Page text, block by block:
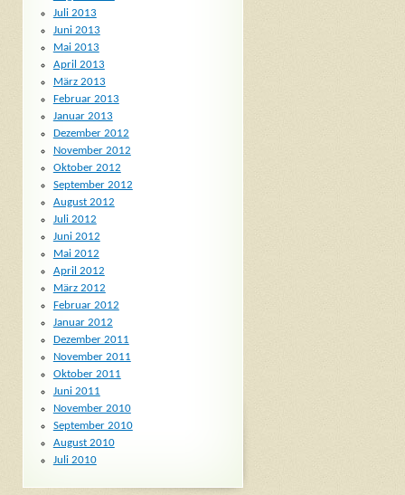
Juli 2013
Juni 2013
Mai 2013
April 2013
März 2013
Februar 2013
Januar 2013
Dezember 2012
November 2012
Oktober 2012
September 2012
August 2012
Juli 2012
Juni 2012
Mai 2012
April 2012
März 2012
Februar 2012
Januar 2012
Dezember 2011
November 2011
Oktober 2011
Juni 2011
November 2010
September 2010
August 2010
Juli 2010